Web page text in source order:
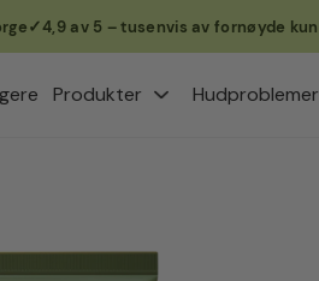
4,9 av 5 – tusenvis av fornøyde kunder
Produkter Hudproblemer